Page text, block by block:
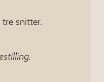
snitter.